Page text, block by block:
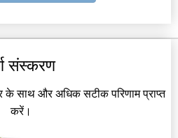
संस्करण
के साथ और अधिक सटीक परिणाम प्राप्त
करें।